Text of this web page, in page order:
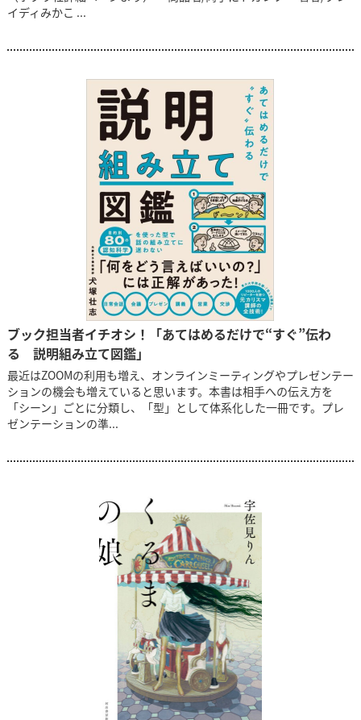
イディみかこ ...
ブック担当者イチオシ！「あてはめるだけで“すぐ”伝わ
る 説明組み立て図鑑」
最近はZOOMの利用も増え、オンラインミーティングやプレゼンテー
ションの機会も増えていると思います。本書は相手への伝え方を
「シーン」ごとに分類し、「型」として体系化した一冊です。プレ
ゼンテーションの準...